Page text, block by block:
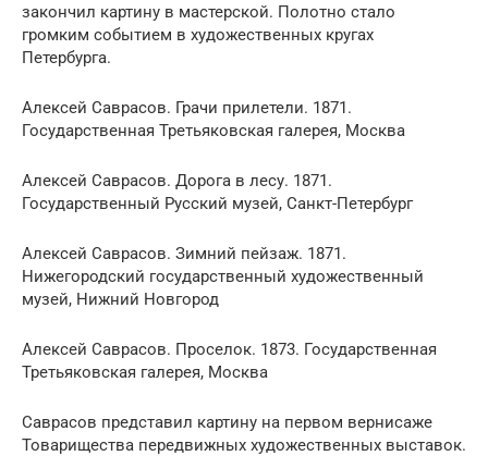
закончил картину в мастерской. Полотно стало
громким событием в художественных кругах
Петербурга.
Алексей Саврасов. Грачи прилетели. 1871.
Государственная Третьяковская галерея, Москва
Алексей Саврасов. Дорога в лесу. 1871.
Государственный Русский музей, Санкт-Петербург
Алексей Саврасов. Зимний пейзаж. 1871.
Нижегородский государственный художественный
музей, Нижний Новгород
Алексей Саврасов. Проселок. 1873. Государственная
Третьяковская галерея, Москва
Саврасов представил картину на первом вернисаже
Товарищества передвижных художественных выставок.